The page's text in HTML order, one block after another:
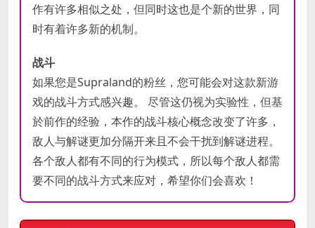
作有许多相似之处，但同时这也是个新的世界，同
时有着许多新的机制。
战斗
如果您是Supraland的粉丝，您可能会对这款新游
戏的战斗方式感兴趣。 尽管这仍视为实验性，但基
於前作的经验，本作的战斗核心概念改变了许多，
敌人与解谜更加分隔开来且不会干扰到解谜进程。
各个敌人都有不同的行为模式，所以每个敌人都需
要不同的战斗方式来应对，希望你们会喜欢！